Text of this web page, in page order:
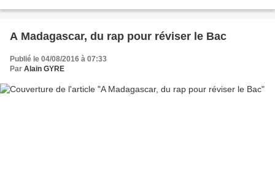
A Madagascar, du rap pour réviser le Bac
Publié le 04/08/2016 à 07:33
Par Alain GYRE